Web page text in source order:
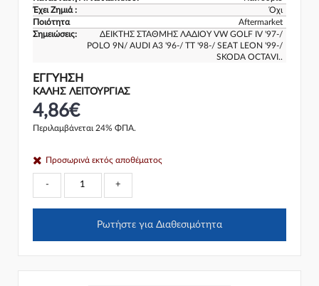
Έχει Ζημιά :
Όχι
Ποιότητα
Aftermarket
Σημειώσεις:
ΔΕΙΚΤΗΣ ΣΤΑΘΜΗΣ ΛΑΔΙΟΥ VW GOLF IV '97-/
POLO 9N/ AUDI A3 '96-/ TT '98-/ SEAT LEON '99-/
SKODA OCTAVI..
ΕΓΓΎΗΣΗ
ΚΑΛΗΣ ΛΕΙΤΟΥΡΓΙΑΣ
4,86€
Περιλαμβάνεται 24% ΦΠΑ.
Προσωρινά εκτός αποθέματος
- +
Ρωτήστε για Διαθεσιμότητα